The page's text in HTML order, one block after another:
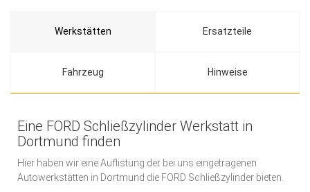
Werkstätten Ersatzteile
Fahrzeug Hinweise
Eine FORD Schließzylinder Werkstatt in
Dortmund finden
Hier haben wir eine Auflistung der bei uns eingetragenen
Autowerkstätten in Dortmund die FORD Schließzylinder bieten.